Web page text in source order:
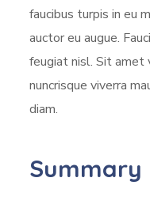
faucibus turpis in eu
auctor eu augue.
feugiat nisl. Sit amet
nuncrisque viverra
diam.
Summary